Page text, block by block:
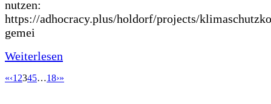
nutzen:
https://adhocracy.plus/holdorf/projects/
gemei
Weiterlesen
«‹1 2345…18›»